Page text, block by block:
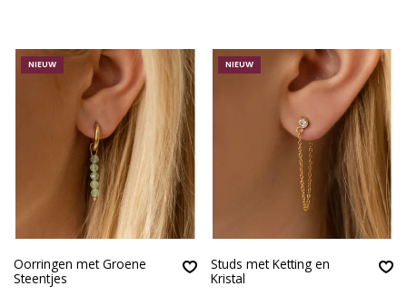
NIEUW
Oorringen met Groene
Steentjes
NIEUW
Studs met Ketting en
Kristal